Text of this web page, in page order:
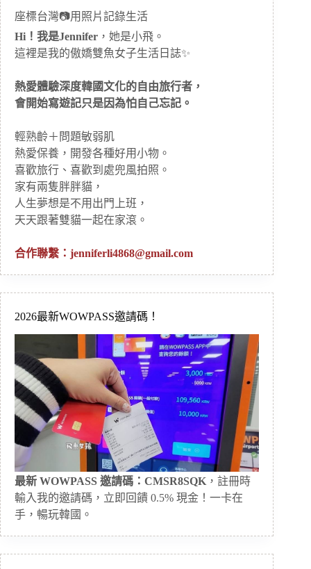
座標台灣📷用照片記錄生活
Hi！我是Jennifer ，她是小飛。
這裡是我的傲嬌雙魚女子生活日誌✨
熱愛體驗深度韓國文化的自由旅行者，
會開始寫遊記只是因為怕自己忘記。
輕熟齡＋問題敏弱肌
熱愛保養，開發各種好用小物。
喜歡旅行、喜歡到處兜風拍照。
家有兩隻胖胖貓，
人生夢想是不用出門上班，
天天跟著雙貓一起在家滾。
合作聯繫： jenniferli4868@gmail.com
2026最新WOWPASS邀請碼！
最新 WOWPASS 邀請碼：CMSR8SQK ，註冊時
輸入我的邀請碼，立即回饋 0.5% 現金！一卡在
手，暢玩韓國。